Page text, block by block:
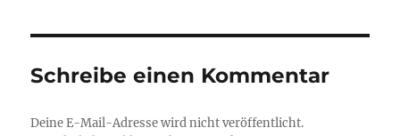
Schreibe einen Kommentar
Deine E-Mail-Adresse wird nicht veröffentlicht.